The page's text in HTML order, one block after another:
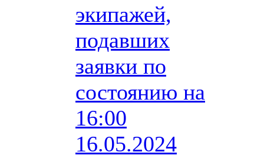
экипажей,
подавших
заявки по
состоянию на
16:00
16.05.2024